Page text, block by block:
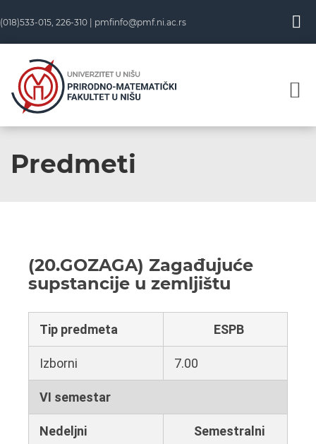
(018)533-015, 226-310 | pmfinfo@pmf.ni.ac.rs
Predmeti
(20.GOZAGA) Zagađujuće
supstancije u zemljištu
Tip predmeta ESPB
Izborni 7.00
VI semestar
Nedeljni Semestralni